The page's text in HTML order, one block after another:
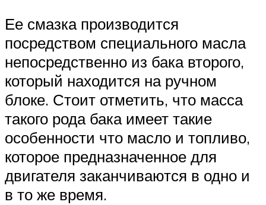
Ее смазка производится
посредством специального масла
непосредственно из бака второго,
который находится на ручном
блоке. Стоит отметить, что масса
такого рода бака имеет такие
особенности что масло и топливо,
которое предназначенное для
двигателя заканчиваются в одно и
в то же время.